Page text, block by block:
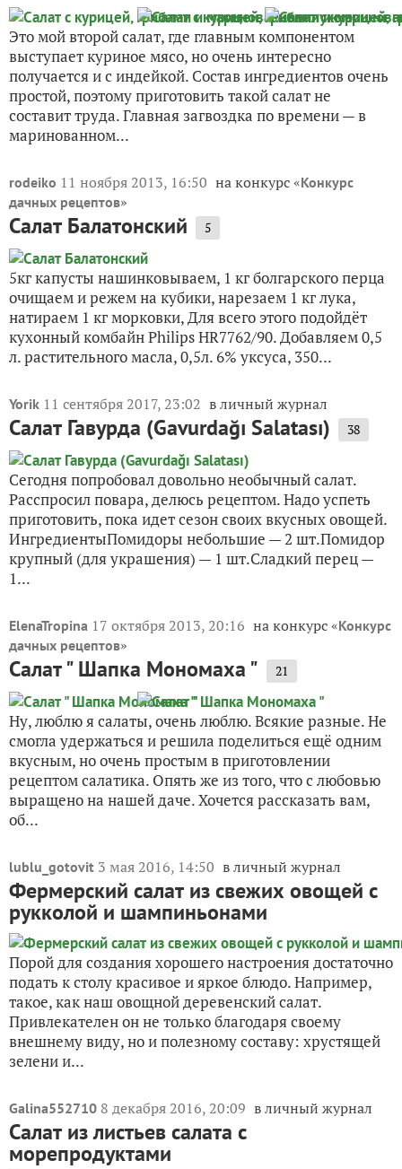
Это мой второй салат, где главным компонентом
выступает куриное мясо, но очень интересно
получается и с индейкой. Состав ингредиентов очень
простой, поэтому приготовить такой салат не
составит труда. Главная загвоздка по времени — в
маринованном...
rodeiko 11 ноября 2013, 16:50 на конкурс «Конкурс
дачных рецептов»
Салат Балатонский 5
5кг капусты нашинковываем, 1 кг болгарского перца
очищаем и режем на кубики, нарезаем 1 кг лука,
натираем 1 кг морковки, Для всего этого подойдёт
кухонный комбайн Philips HR7762/90. Добавляем 0,5
л. растительного масла, 0,5л. 6% уксуса, 350...
Yorik 11 сентября 2017, 23:02 в личный журнал
Салат Гавурда (Gavurdağı Salatası) 38
Сегодня попробовал довольно необычный салат.
Расспросил повара, делюсь рецептом. Надо успеть
приготовить, пока идет сезон своих вкусных овощей.
ИнгредиентыПомидоры небольшие — 2 шт.Помидор
крупный (для украшения) — 1 шт.Сладкий перец —
1...
ElenaTropina 17 октября 2013, 20:16 на конкурс «Конкурс
дачных рецептов»
Салат " Шапка Мономаха " 21
Ну, люблю я салаты, очень люблю. Всякие разные. Не
смогла удержаться и решила поделиться ещё одним
вкусным, но очень простым в приготовлении
рецептом салатика. Опять же из того, что с любовью
выращено на нашей даче. Хочется рассказать вам,
об...
lublu_gotovit 3 мая 2016, 14:50 в личный журнал
Фермерский салат из свежих овощей с
рукколой и шампиньонами
Порой для создания хорошего настроения достаточно
подать к столу красивое и яркое блюдо. Например,
такое, как наш овощной деревенский салат.
Привлекателен он не только благодаря своему
внешнему виду, но и полезному составу: хрустящей
зелени и...
Galina552710 8 декабря 2016, 20:09 в личный журнал
Салат из листьев салата с
морепродуктами